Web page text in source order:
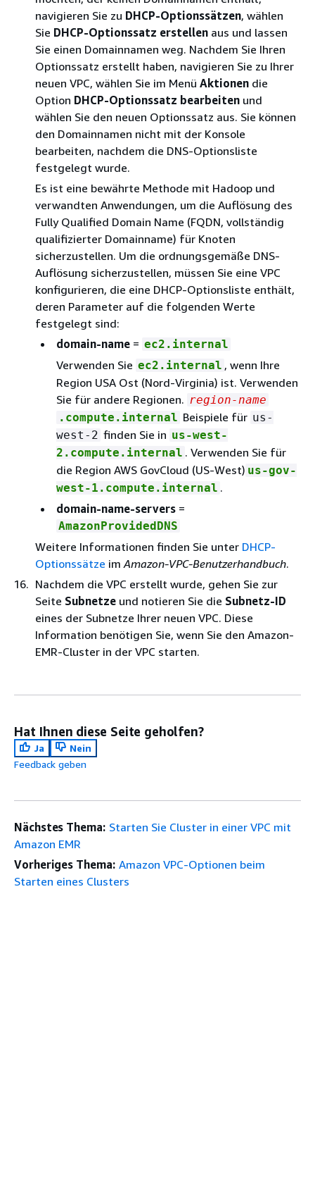
navigieren Sie zu DHCP-Optionssätzen, wählen
Sie DHCP-Optionssatz erstellen aus und lassen
Sie einen Domainnamen weg. Nachdem Sie Ihren
Optionssatz erstellt haben, navigieren Sie zu Ihrer
neuen VPC, wählen Sie im Menü Aktionen die
Option DHCP-Optionssatz bearbeiten und
wählen Sie den neuen Optionssatz aus. Sie können
den Domainnamen nicht mit der Konsole
bearbeiten, nachdem die DNS-Optionsliste
festgelegt wurde.
Es ist eine bewährte Methode mit Hadoop und
verwandten Anwendungen, um die Auflösung des
Fully Qualified Domain Name (FQDN, vollständig
qualifizierter Domainname) für Knoten
sicherzustellen. Um die ordnungsgemäße DNS-
Auflösung sicherzustellen, müssen Sie eine VPC
konfigurieren, die eine DHCP-Optionsliste enthält,
deren Parameter auf die folgenden Werte
festgelegt sind:
domain-name = ec2.internal
Verwenden Sie ec2.internal , wenn Ihre
Region USA Ost (Nord-Virginia) ist. Verwenden
Sie für andere Regionen. region-name
.compute.internal Beispiele für us-
west-2 finden Sie in us-west-
2.compute.internal . Verwenden Sie für
die Region AWS GovCloud (US-West) us-gov-
west-1.compute.internal .
domain-name-servers =
AmazonProvidedDNS
Weitere Informationen finden Sie unter DHCP-
Optionssätze imAmazon-VPC-Benutzerhandbuch.
Nachdem die VPC erstellt wurde, gehen Sie zur
Seite Subnetze und notieren Sie die Subnetz-ID
eines der Subnetze Ihrer neuen VPC. Diese
Information benötigen Sie, wenn Sie den Amazon-
EMR-Cluster in der VPC starten.
Hat Ihnen diese Seite geholfen?
Ja
Nein
Feedback geben
Nächstes Thema: Starten Sie Cluster in einer VPC mit
Amazon EMR
Vorheriges Thema: Amazon VPC-Optionen beim
Starten eines Clusters